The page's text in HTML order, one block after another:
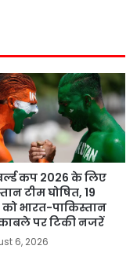
कप 2026 के लिए
टीम घोषित, 19
भारत-पाकिस्तान
पर टिकी नजरें
6, 2026